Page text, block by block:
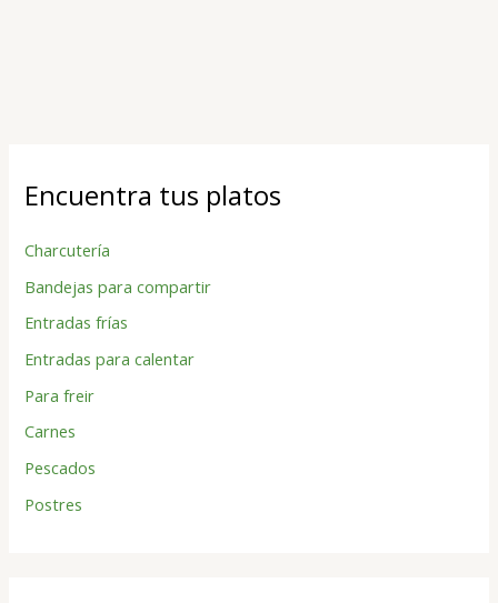
Encuentra tus platos
Charcutería
Bandejas para compartir
Entradas frías
Entradas para calentar
Para freir
Carnes
Pescados
Postres
u
c
a
r
p